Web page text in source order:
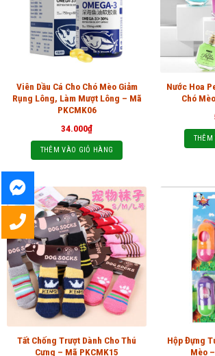
Viên Dầu Cá Cho Chó Mèo Giảm
Rụng Lông, Làm Mượt Lông – Mã
PKCMK06
34.000₫
THÊM VÀO GIỎ HÀNG
Nước Hoa
Chó
THÊM
Tất Chống Trượt Dành Cho Thú
Cưng – Mã PKCMK15
Hộp Đựng
Mèo